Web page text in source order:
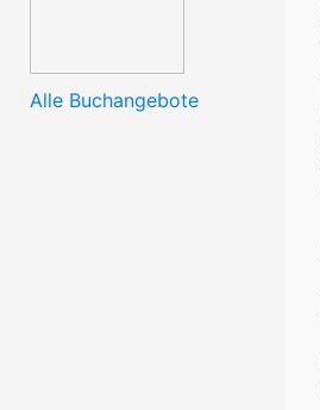
Alle Buchangebote